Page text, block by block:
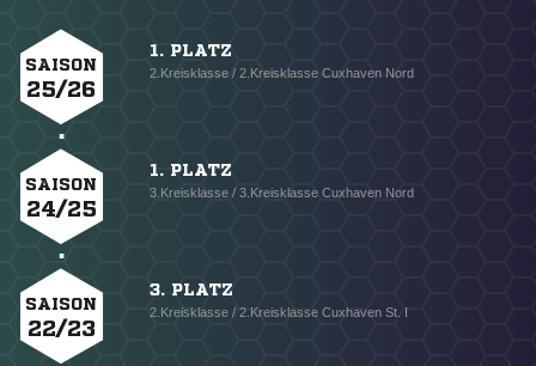
SAISON
25/26
1. PLATZ
2.Kreisklasse / 2.Kreisklasse Cuxhaven Nord
SAISON
24/25
1. PLATZ
3.Kreisklasse / 3.Kreisklasse Cuxhaven Nord
SAISON
22/23
3. PLATZ
2.Kreisklasse / 2.Kreisklasse Cuxhaven St. I